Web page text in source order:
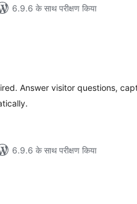
6.9.6 के साथ परीक्षण किया
Answer visitor questions,
6.9.6 के साथ परीक्षण किया